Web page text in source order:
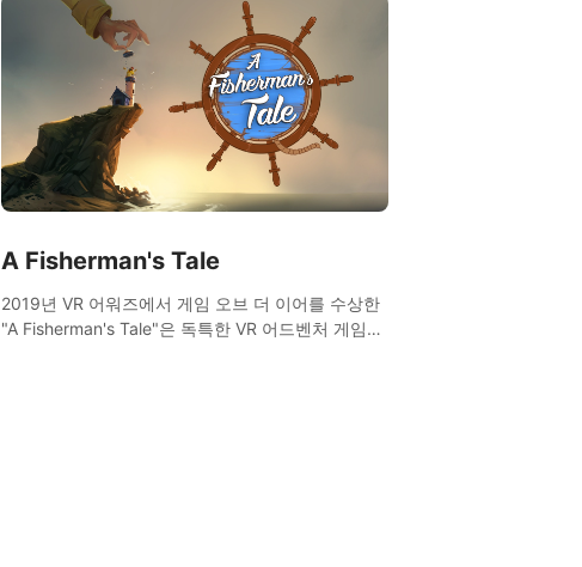
A Fisherman's Tale
2019년 VR 어워즈에서 게임 오브 더 이어를 수상한
"A Fisherman's Tale"은 독특한 VR 어드벤처 게임입